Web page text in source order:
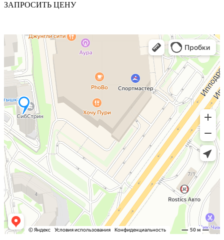
ЗАПРОСИТЬ ЦЕНУ